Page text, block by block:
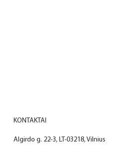
KONTAKTAI
Algirdo g. 22-3, LT-03218, Vilnius